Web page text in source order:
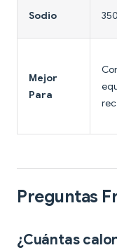
Sodio
Mejor
Para
Preguntas
¿Cuántas